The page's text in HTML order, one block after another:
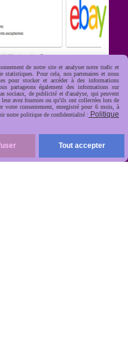
sécurisée
de notre site et analyser notre trafic et
statistiques. Pour cela, nos partenaires et nous
pour stocker et accéder à des informations
partageons également des informations sur
sociaux, de publicité et d'analyse, qui peuvent
avez fournies ou qu'ils ont collectées lors de
votre consentement, enregistré pour 6 mois, à
notre politique de confidentialité : Politique
Tout accepter